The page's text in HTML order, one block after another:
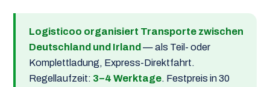
Logisticoo organisiert Transporte zwischen
Deutschland und Irland — als Teil- oder
Komplettladung, Express-Direktfahrt.
Regellaufzeit: 3–4 Werktage. Festpreis in 30